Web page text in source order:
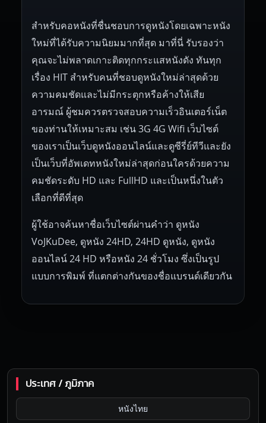
สำหรับคอหนังที่ชื่นชอบการดูหนังโดยเฉพาะหนัง
ใหม่ที่ได้รับความนิยมมากที่สุด มาที่นี่ รับรองว่า
คุณจะไม่พลาดเกาะติดทุกกระแสหนังดัง ทันทุก
เรื่อง HIT สำหรับคนที่ชอบดูหนังใหม่ล่าสุดด้วย
ความคมชัดและไม่มีกระตุกหรือค้างให้เสีย
อารมณ์ ผู้ชมควรตรวจสอบความเร็วอินเตอร์เน็ต
ของท่านให้เหมาะสม เช่น 3G 4G Wifi เว็บไซต์
ของเราเป็นเว็บดูหนังออนไลน์และดูซีรี่ย์ทีวีและยัง
เป็นเว็บที่อัพเดทหนังใหม่ล่าสุดก่อนใครด้วยความ
คมชัดระดับ HD และ FullHD และเป็นหนึ่งในตัว
เลือกที่ดีที่สุด
ผู้ใช้อาจค้นหาชื่อเว็บไซต์ผ่านคำว่า ดูหนัง
VoJKuDee, ดูหนัง 24HD, 24HD ดูหนัง, ดูหนัง
ออนไลน์ 24 HD หรือหนัง 24 ชั่วโมง ซึ่งเป็นรูป
แบบการพิมพ์ ที่แตกต่างกันของชื่อแบรนด์เดียวกัน
ประเทศ / ภูมิภาค
หนังไทย